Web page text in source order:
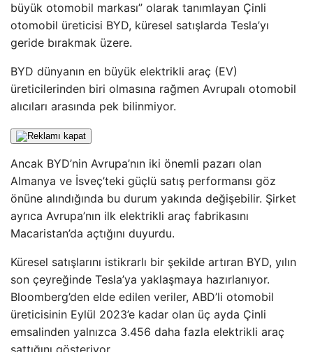
büyük otomobil markası” olarak tanımlayan Çinli
otomobil üreticisi BYD, küresel satışlarda Tesla’yı
geride bırakmak üzere.
BYD dünyanın en büyük elektrikli araç (EV)
üreticilerinden biri olmasına rağmen Avrupalı ​​otomobil
alıcıları arasında pek bilinmiyor.
Ancak BYD’nin Avrupa’nın iki önemli pazarı olan
Almanya ve İsveç’teki güçlü satış performansı göz
önüne alındığında bu durum yakında değişebilir. Şirket
ayrıca Avrupa’nın ilk elektrikli araç fabrikasını
Macaristan’da açtığını duyurdu.
Küresel satışlarını istikrarlı bir şekilde artıran BYD, yılın
son çeyreğinde Tesla’ya yaklaşmaya hazırlanıyor.
Bloomberg’den elde edilen veriler, ABD’li otomobil
üreticisinin Eylül 2023’e kadar olan üç ayda Çinli
emsalinden yalnızca 3.456 daha fazla elektrikli araç
sattığını gösteriyor.